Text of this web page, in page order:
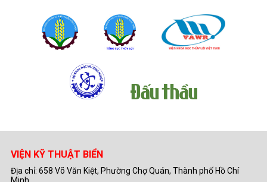
VIỆN KỸ THUẬT BIỂN
Địa chỉ: 658 Võ Văn Kiệt, Phường Chợ Quán, Thành phố Hồ Chí